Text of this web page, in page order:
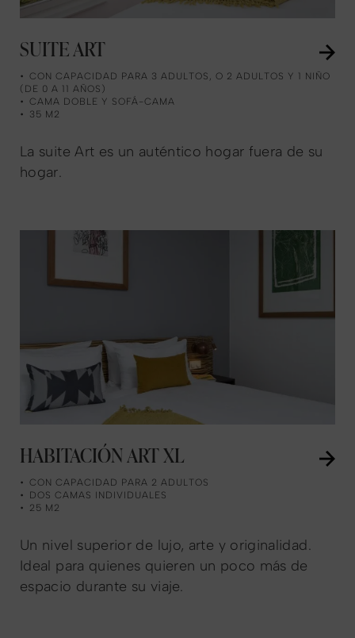
SUITE ART
CON CAPACIDAD PARA 3 ADULTOS, O 2 ADULTOS Y 1 NIÑO
(DE 0 A 11 AÑOS)
CAMA DOBLE Y SOFÁ-CAMA
35 M2
La suite Art es un auténtico hogar fuera de su
hogar.
HABITACIÓN ART XL
CON CAPACIDAD PARA 2 ADULTOS
DOS CAMAS INDIVIDUALES
25 M2
Un nivel superior de lujo, arte y originalidad.
Ideal para quienes quieren un poco más de
espacio durante su viaje.